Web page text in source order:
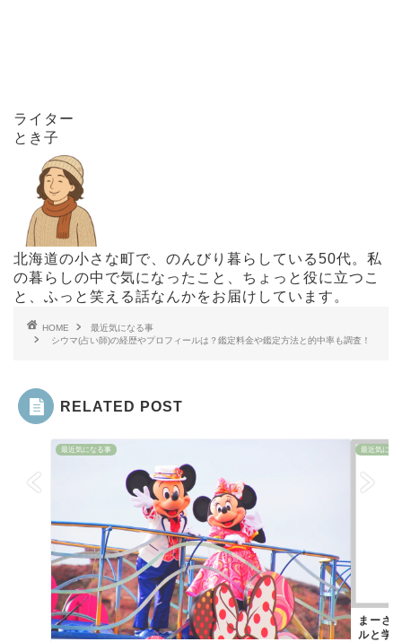
ライター
とき子
北海道の小さな町で、のんびり暮らしている50代。私
の暮らしの中で気になったこと、ちょっと役に立つこ
と、ふっと笑える話なんかをお届けしています。
HOME
最近気になる事
シウマ(占い師)の経歴やプロフィールは？鑑定料金や鑑定方法と的中率も調査！
RELATED POST
最近気になる事 最近気にな
まーさ
ルと学